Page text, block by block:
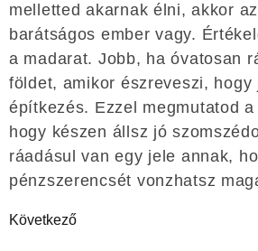
melletted akarnak élni, akkor
barátságos ember vagy.
a madarat. Jobb, ha óvatosan
földet, amikor észreveszi, hogy
építkezés. Ezzel megmutatod
hogy készen állsz jó
ráadásul van egy jele annak,
pénzszerencsét vonzhatsz
Következő